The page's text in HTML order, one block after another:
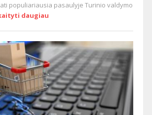
populiariausia pasaulyje Turinio valdymo
daugiau